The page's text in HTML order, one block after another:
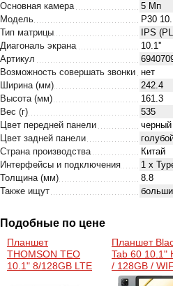
Основная камера
5 Мп
Модель
P30
Тип матрицы
IPS
Диагональ экрана
10.1''
Артикул
Возможность совершать звонки нет
Ширина (мм)
242.4
Высота (мм)
161.3
Вес (г)
535
Цвет передней панели
черный
Цвет задней панели
Страна производства
Китай
Интерфейсы и подключения
1 x
Толщина (мм)
8.8
Также ищут
Подобные по цене
Планшет
THOMSON TEO
10.1" 8/128GB LTE
Планшет
Tab 60 10.1"
/ 128GB /